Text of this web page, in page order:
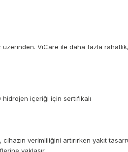
ViCare ile daha fazla
içeriği için sertifikalı
verimliliğini artırırken yakıt